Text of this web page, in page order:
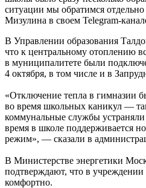
ситуации мы обратимся
Мизулина в своем Telegram-
В Управлении образования
что к центральному отоплению
в муниципалитете были
4 октября, в том числе и в
«Отключение тепла в гимназии
во время школьных каникул —
коммунальные службы устраняли
время в школе поддерживается
режим», — сказали в
В Министерстве энергетики
подтверждают, что в учреждении
комфортно.